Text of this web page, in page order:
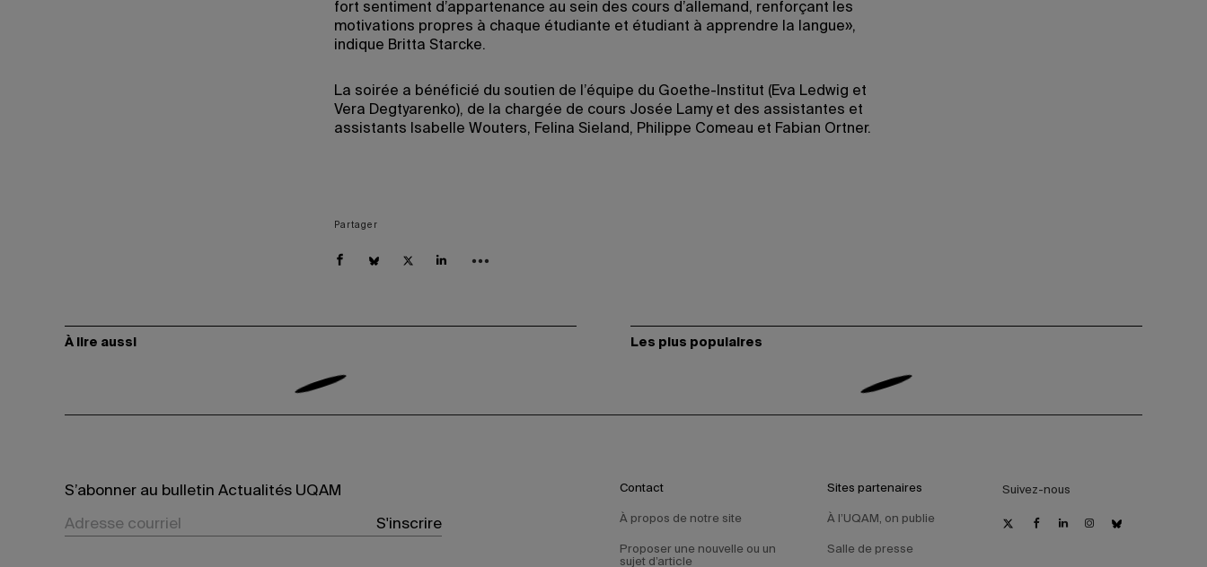
fort sentiment d’appartenance au sein des cours d’allemand, renforçant les
motivations propres à chaque étudiante et étudiant à apprendre la langue»,
indique Britta Starcke.
La soirée a bénéficié du soutien de l’équipe du Goethe-Institut (Eva Ledwig et
Vera Degtyarenko), de la chargée de cours Josée Lamy et des assistantes et
assistants Isabelle Wouters, Felina Sieland, Philippe Comeau et Fabian Ortner.
Partager
À lire aussi Les plus populaires
S’abonner au bulletin Actualités UQAM
S'inscrire
Contact
À propos de notre site
Proposer une nouvelle ou un
sujet d’article
Sites partenaires
À l’UQAM, on publie
Salle de presse
Suivez-nous